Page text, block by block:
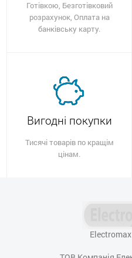
Готівкою, Безготівковий
розрахунок, Оплата на
банківську карту.
Вигодні покупки
Тисячі товарів по кращім
цінам.